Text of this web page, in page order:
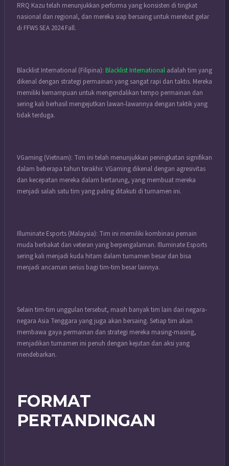
RRQ Kazu telah menunjukkan performa yang konsisten di tingkat
nasional dan regional, dan mereka siap bersaing untuk merebut gelar
di FFWS SEA 2024 Fall.
Blacklist International (Filipina): Blacklist International adalah tim yang
dikenal dengan strategi permainan yang sangat rapi dan taktis. Mereka
memiliki kemampuan untuk mengendalikan tempo permainan dan
sering kali berhasil mengejutkan lawan-lawannya dengan taktik yang
tidak terduga.
VGaming (Vietnam): Tim ini telah menunjukkan peningkatan signifikan
dalam beberapa tahun terakhir. VGaming dikenal dengan agresivitas
dan kecepatan mereka dalam bertarung, yang membuat mereka
menjadi salah satu tim yang paling ditakuti di turnamen ini.
Illuminate Esports (Malaysia): Tim ini memiliki kombinasi pemain
muda berbakat dan veteran yang berpengalaman. Illuminate Esports
sering kali menjadi kuda hitam dalam turnamen besar dan bisa
menjadi ancaman serius bagi tim-tim besar lainnya.
Selain tim-tim unggulan tersebut, masih banyak tim lain dari negara-
negara Asia Tenggara yang juga akan bersaing. Setiap tim akan
membawa gaya permainan dan strategi mereka masing-masing,
menjadikan turnamen ini penuh dengan kejutan dan aksi yang
mendebarkan.
FORMAT
PERTANDINGAN